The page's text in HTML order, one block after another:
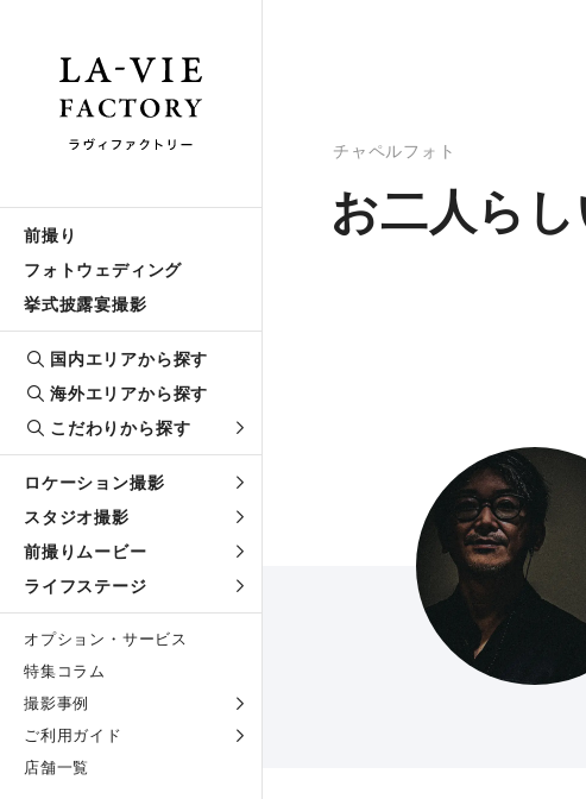
前撮り
フォトウェディング
挙式披露宴撮影
国内エリアから探す
海外エリアから探す
こだわりから探す
ロケーション撮影
スタジオ撮影
前撮りムービー
ライフステージ
オプション・サービス
特集コラム
撮影事例
ご利用ガイド
店舗一覧
チャペルフォト
お二人ら